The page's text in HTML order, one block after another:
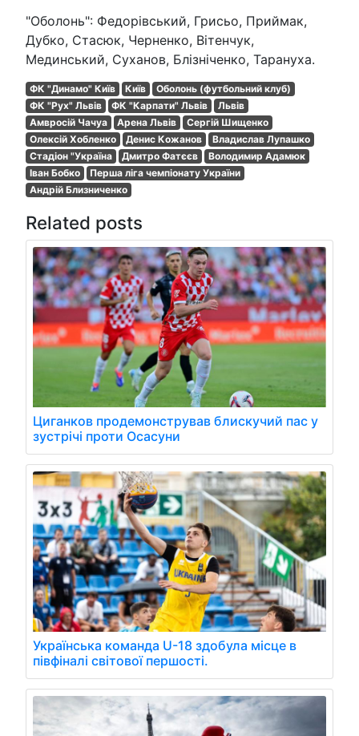
"Оболонь": Федорівський, Грисьо, Приймак,
Дубко, Стасюк, Черненко, Вітенчук,
Мединський, Суханов, Блізніченко, Тарануха.
ФК "Динамо" Київ Київ
Оболонь (футбольний клуб)
ФК "Рух" Львів
ФК "Карпати" Львів
Львів
Амвросій Чачуа
Арена Львів
Сергій Шищенко
Олексій Хобленко
Денис Кожанов
Владислав Лупашко
Стадіон "Україна
Дмитро Фатєєв
Володимир Адамюк
Іван Бобко
Перша ліга чемпіонату України
Андрій Близниченко
Related posts
Циганков продемонстрував блискучий пас у
зустрічі проти Осасуни
Українська команда U-18 здобула місце в
півфіналі світової першості.